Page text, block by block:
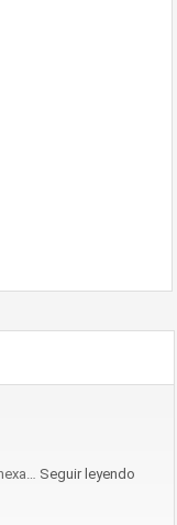
Seguir leyendo